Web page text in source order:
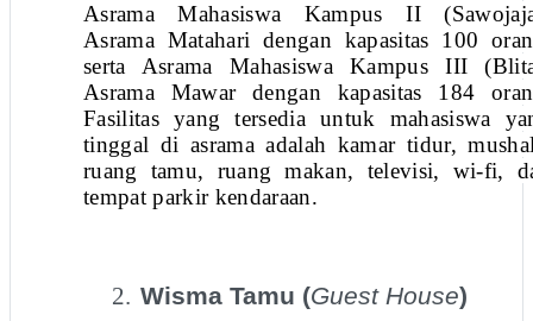
Asrama Mahasiswa Kampus II
Asrama Matahari dengan kapasitas 100
serta Asrama Mahasiswa Kampus III
Asrama Mawar dengan kapasitas 184
Fasilitas yang tersedia untuk mahasiswa
tinggal di asrama adalah kamar tidur,
ruang tamu, ruang makan, televisi, wi-fi,
tempat parkir kendaraan.
2. Wisma Tamu (Guest House)